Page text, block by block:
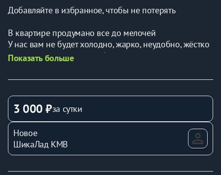
Добавляйте в избранное, чтобы не потерять
В квартире продумано все до мелочей
У нас вам не будет холодно, жарко, неудобно, жёстко
или слишком мягко спать)
Удобные ортопедические матрасы
Хлопковое бельё страйп-сатин
Махровые полотенца
Гигиеническое наборы
Прикроватные светильники оборудованы usb-портом
для зарядки телефонов и гаджетов
Для рабочих визитов квартира оборудована
письменным столом и настольной лампой
Показать больше
3 000 ₽за сутки
Новое
ШикаЛад КМВ